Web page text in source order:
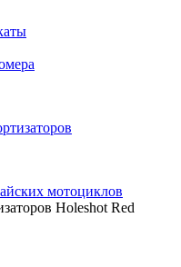
мотоциклов
Holeshot Red